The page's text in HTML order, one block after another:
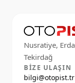
Nusratiye,
BIZE ULAŞIN
bilgi@otopist.tr